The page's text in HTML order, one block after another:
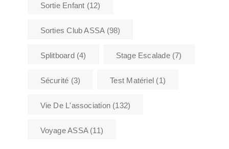
Sortie Enfant (12)
Sorties Club ASSA(98)
Splitboard(4) Stage Escalade(7)
Sécurité (3) Test Matériel (1)
Vie De L'association (132)
Voyage ASSA(11)